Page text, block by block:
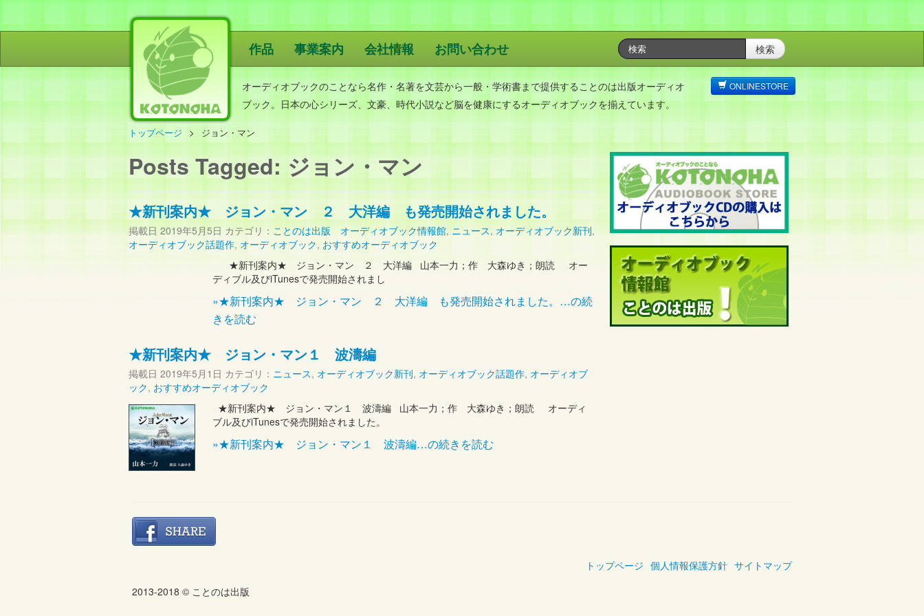
ことのは出版
作品 事業案内 会社情報 お問い合わせ 検索
オーディオブックのことなら名作・名著を文芸から一般・学術書まで提供することのは出版オーディオ
ブック。日本の心シリーズ、文豪、時代小説など脳を健康にするオーディオブックを揃えています。
ONLINESTORE
トップページ ジョン・マン
Posts Tagged: ジョン・マン
★新刊案内★ ジョン・マン ２ 大洋編 も発売開始されました。
掲載日 2019年5月5日 カテゴリ： ことのは出版 オーディオブック情報館, ニュース, オーディオブック新刊,
オーディオブック話題作, オーディオブック, おすすめオーディオブック
★新刊案内★ ジョン・マン ２ 大洋編 山本一力；作 大森ゆき；朗読 オー
ディブル及びiTunesで発売開始されまし
»★新刊案内★ ジョン・マン ２ 大洋編 も発売開始されました。…の続
きを読む
★新刊案内★ ジョン・マン１ 波濤編
掲載日 2019年5月1日 カテゴリ： ニュース, オーディオブック新刊, オーディオブック話題作, オーディオブ
ック, おすすめオーディオブック
★新刊案内★ ジョン・マン１ 波濤編 山本一力；作 大森ゆき；朗読 オーディ
ブル及びiTunesで発売開始されました。
»★新刊案内★ ジョン・マン１ 波濤編…の続きを読む
トップページ 個人情報保護方針 サイトマップ
2013-2018 © ことのは出版